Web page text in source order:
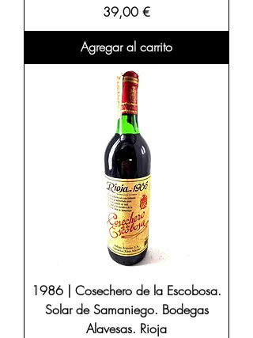
Precio
39,00 €
Agregar al carrito
1986 | Cosechero de la Escobosa.
Solar de Samaniego. Bodegas
Alavesas. Rioja